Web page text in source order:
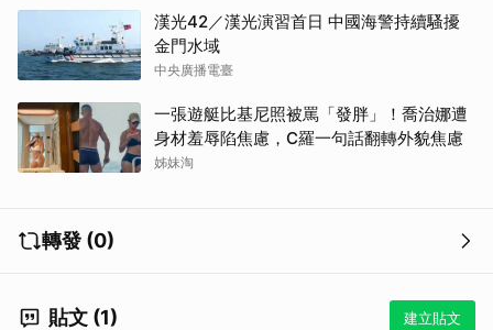
漢光42／漢光演習首日 中國海警持續騷擾
金門水域
中央廣播電臺
一張遊艇比基尼照被罵「發胖」！喬治娜遭
身材羞辱陷焦慮，C羅一句話翻轉外貌焦慮
姊妹淘
轉發 (0)
貼文 (1) 建立貼文